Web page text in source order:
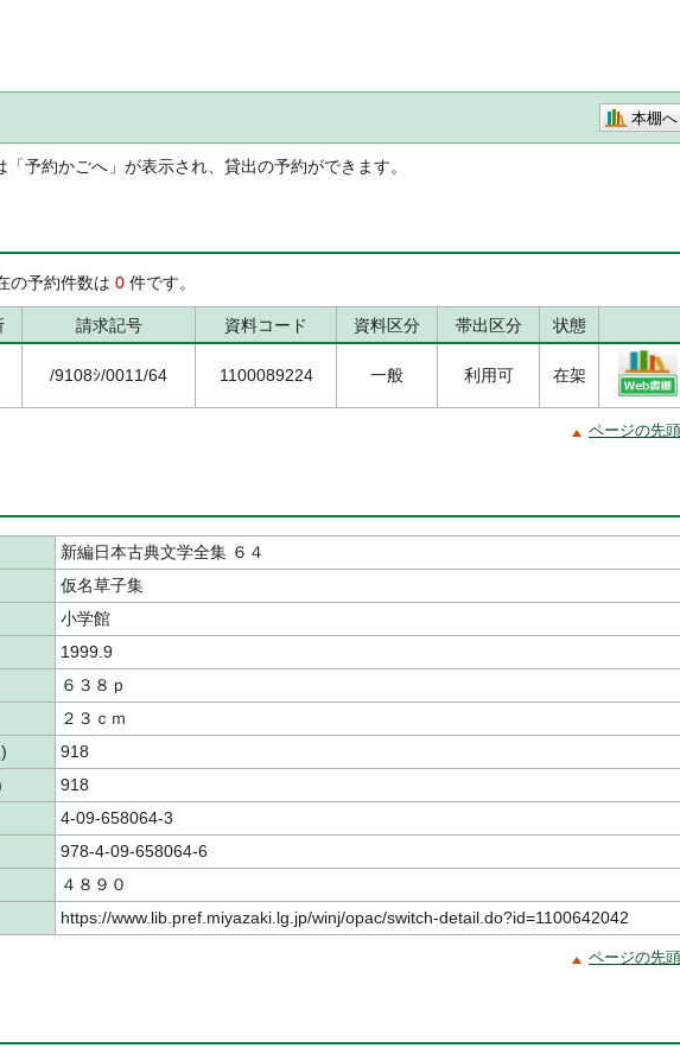
本棚へ
予約かごへ」が表示され、貸出の予約ができます。
の予約件数は 0 件です。
請求記号 資料コード 資料区分 帯出区分 状態
/9108ｼ/0011/64 1100089224 一般 利用可 在架
ページの先
新編日本古典文学全集 ６４
仮名草子集
小学館
1999.9
６３８ｐ
２３ｃｍ
918
918
4-09-658064-3
978-4-09-658064-6
４８９０
https://www.lib.pref.miyazaki.lg.jp/winj/opac/switch-detail.do?id=1100642042
ページの先